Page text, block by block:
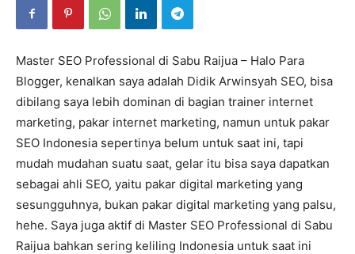
Master SEO Professional di Sabu Raijua – Halo Para
Blogger, kenalkan saya adalah Didik Arwinsyah SEO, bisa
dibilang saya lebih dominan di bagian trainer internet
marketing, pakar internet marketing, namun untuk pakar
SEO Indonesia sepertinya belum untuk saat ini, tapi
mudah mudahan suatu saat, gelar itu bisa saya dapatkan
sebagai ahli SEO, yaitu pakar digital marketing yang
sesungguhnya, bukan pakar digital marketing yang palsu,
hehe. Saya juga aktif di Master SEO Professional di Sabu
Raijua bahkan sering keliling Indonesia untuk saat ini